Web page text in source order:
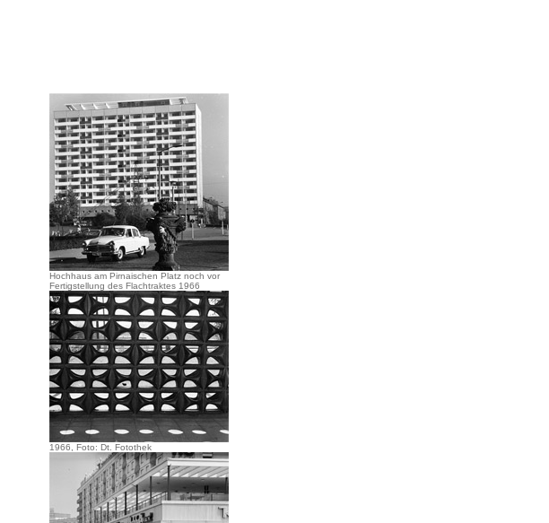
Hochhaus am Pirnaischen Platz noch vor
Fertigstellung des Flachtraktes 1966
1966, Foto: Dt. Fotothek